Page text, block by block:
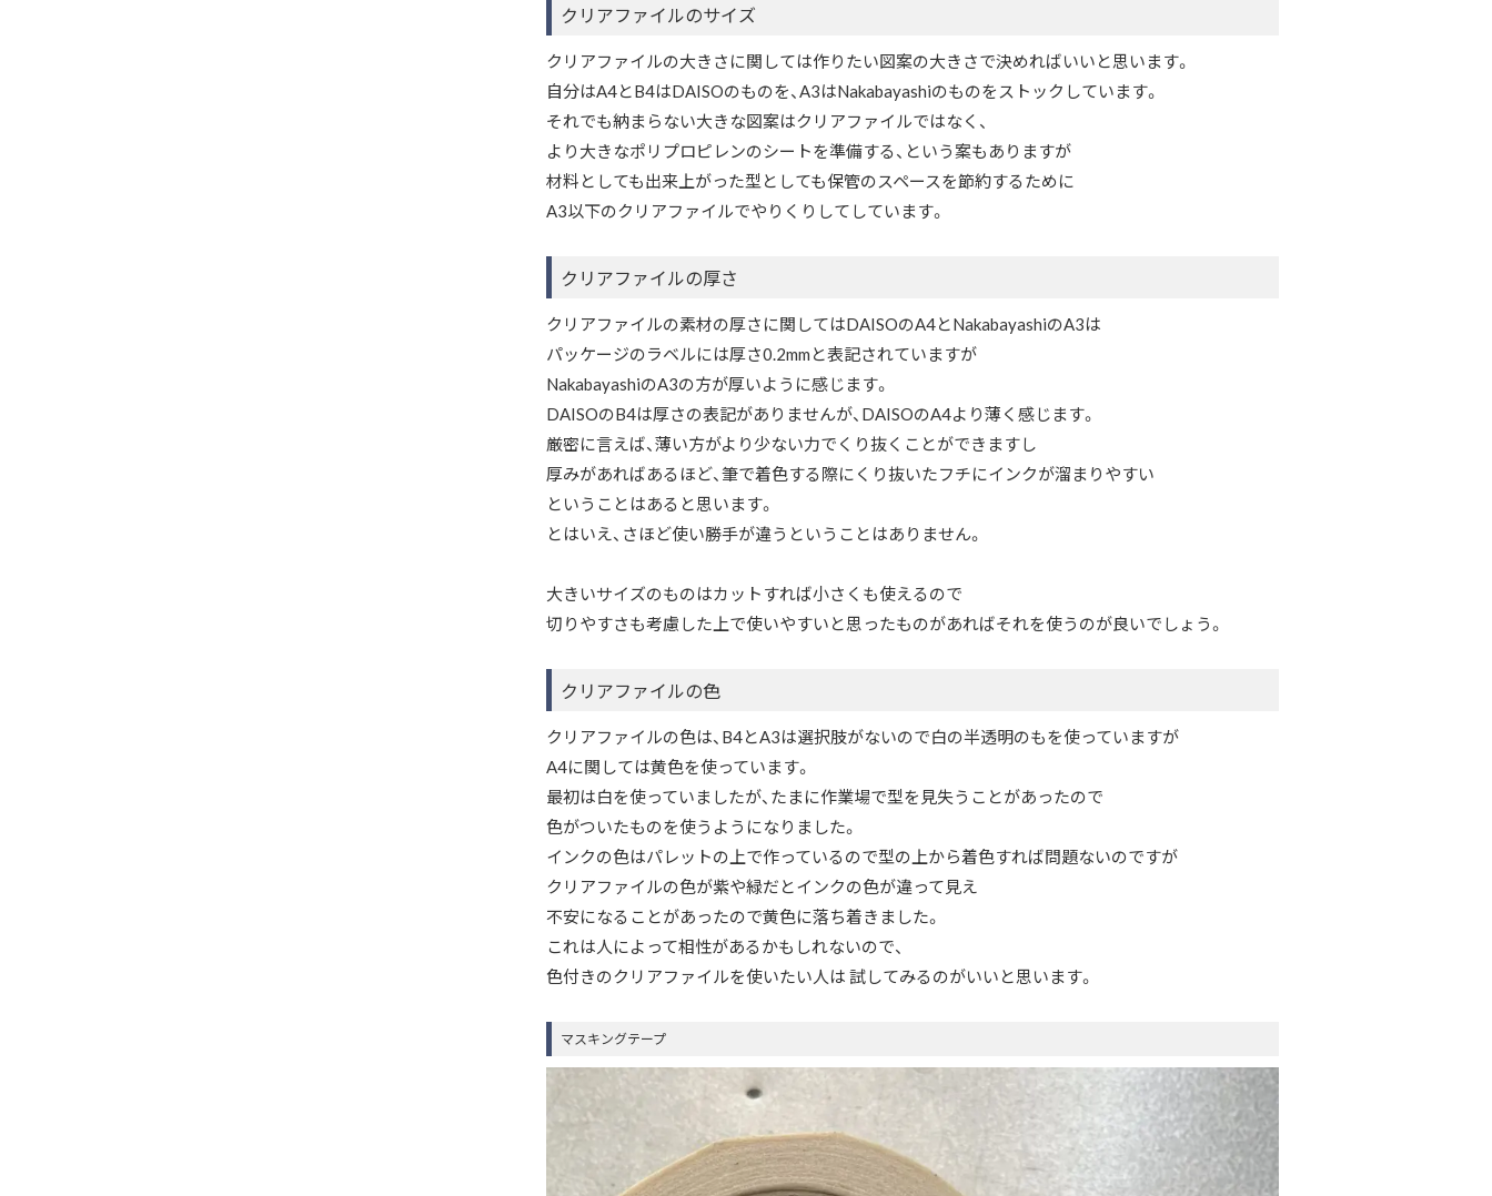
クリアファイルのサイズ
クリアファイルの大きさに関しては作りたい図案の大きさで決めればいいと思います。
自分はA4とB4はDAISOのものを、A3はNakabayashiのものをストックしています。
それでも納まらない大きな図案はクリアファイルではなく、
より大きなポリプロピレンのシートを準備する、という案もありますが
材料としても出来上がった型としても保管のスペースを節約するために
A3以下のクリアファイルでやりくりしてしています。
クリアファイルの厚さ
クリアファイルの素材の厚さに関してはDAISOのA4とNakabayashiのA3は
パッケージのラベルには厚さ0.2mmと表記されていますが
NakabayashiのA3の方が厚いように感じます。
DAISOのB4は厚さの表記がありませんが、DAISOのA4より薄く感じます。
厳密に言えば、薄い方がより少ない力でくり抜くことができますし
厚みがあればあるほど、筆で着色する際にくり抜いたフチにインクが溜まりやすい
ということはあると思います。
とはいえ、さほど使い勝手が違うということはありません。
大きいサイズのものはカットすれば小さくも使えるので
切りやすさも考慮した上で使いやすいと思ったものがあればそれを使うのが良いでしょう。
クリアファイルの色
クリアファイルの色は、B4とA3は選択肢がないので白の半透明のもを使っていますが
A4に関しては黄色を使っています。
最初は白を使っていましたが、たまに作業場で型を見失うことがあったので
色がついたものを使うようになりました。
インクの色はパレットの上で作っているので型の上から着色すれば問題ないのですが
クリアファイルの色が紫や緑だとインクの色が違って見え
不安になることがあったので黄色に落ち着きました。
これは人によって相性があるかもしれないので、
色付きのクリアファイルを使いたい人は試してみるのがいいと思います。
マスキングテープ